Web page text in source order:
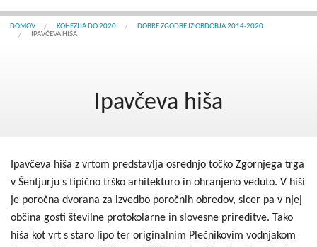
Aktualno
Seznam projektov
Blog
DOMOV KOHEZIJA DO 2020
DOBRE ZGODBE IZ OBDOBJA 2014-2020
IPAVČEVA HIŠA
Ipavčeva hiša
Ipavčeva hiša z vrtom predstavlja osrednjo točko Zgornjega trga
v Šentjurju s tipično trško arhitekturo in ohranjeno veduto. V hiši
je poročna dvorana za izvedbo poročnih obredov, sicer pa v njej
občina gosti številne protokolarne in slovesne prireditve. Tako
hiša kot vrt s staro lipo ter originalnim Plečnikovim vodnjakom